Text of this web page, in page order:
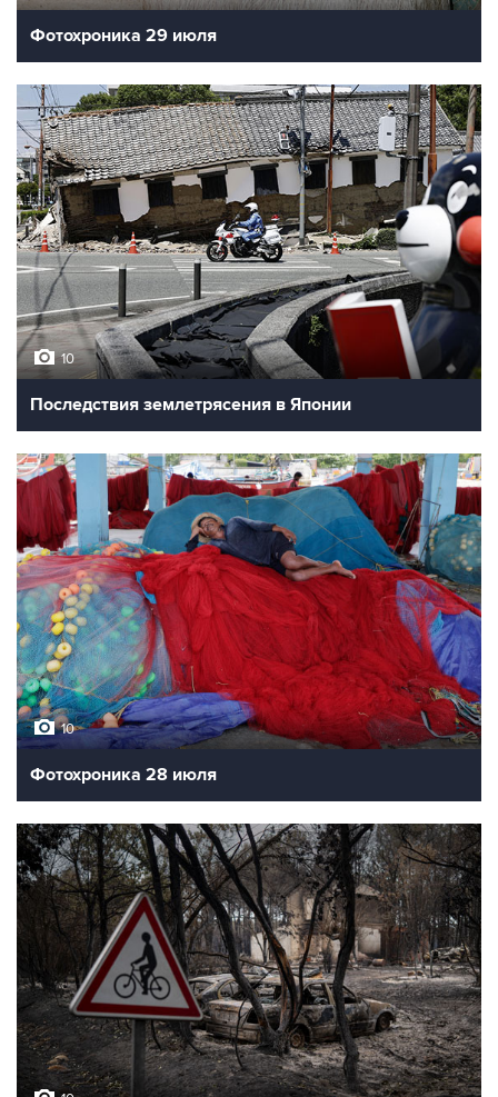
Фотохроника 29 июля
10
Последствия землетрясения в Японии
10
Фотохроника 28 июля